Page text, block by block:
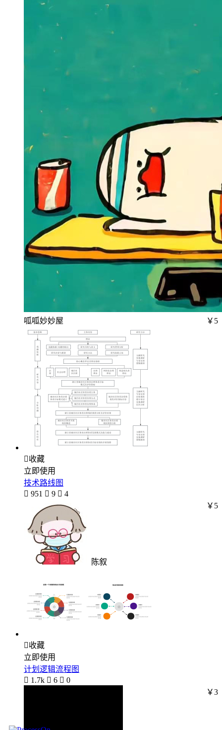
呱呱妙妙屋 ￥5
收藏
立即使用
技术路线图
 951  9  4
陈叙
￥5
收藏
立即使用
计划逻辑流程图
 1.7k  6  0
￥3